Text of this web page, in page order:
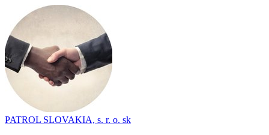
PATROL SLOVAKIA, s. r. o. sk